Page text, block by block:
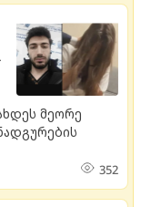
მეორე
352